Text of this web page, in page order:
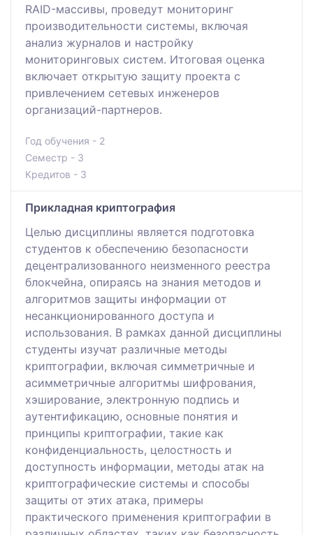
RAID-массивы, проведут мониторинг
производительности системы, включая
анализ журналов и настройку
мониторинговых систем. Итоговая оценка
включает открытую защиту проекта с
привлечением сетевых инженеров
организаций-партнеров.
Год обучения - 2
Семестр - 3
Кредитов - 3
Прикладная криптография
Целью дисциплины является подготовка
студентов к обеспечению безопасности
децентрализованного неизменного реестра
блокчейна, опираясь на знания методов и
алгоритмов защиты информации от
несанкционированного доступа и
использования. В рамках данной дисциплины
студенты изучат различные методы
криптографии, включая симметричные и
асимметричные алгоритмы шифрования,
хэширование, электронную подпись и
аутентификацию, основные понятия и
принципы криптографии, такие как
конфиденциальность, целостность и
доступность информации, методы атак на
криптографические системы и способы
защиты от этих атака, примеры
практического применения криптографии в